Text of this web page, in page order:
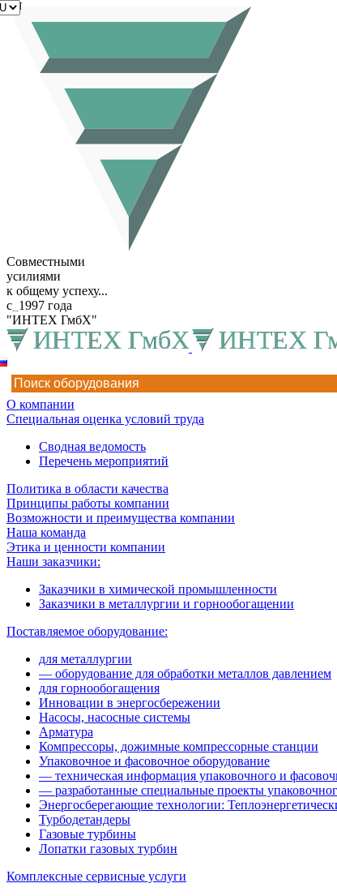
Совместными
усилиями
к общему успеху...
с 1997 года
"ИНТЕХ ГмбХ"
RU
О компании
Специальная оценка условий труда
Сводная ведомость
Перечень мероприятий
Политика в области качества
Принципы работы компании
Возможности и преимущества компании
Наша команда
Этика и ценности компании
Наши заказчики:
Заказчики в химической промышленности
Заказчики в металлургии и горнообогащении
Поставляемое оборудование:
для металлургии
— оборудование для обработки металлов давлением
для горнообогащения
Инновации в энергосбережении
Насосы, насосные системы
Арматура
Компрессоры, дожимные компрессорные станции
Упаковочное и фасовочное оборудование
— техническая информация упаковочного и
— разработанные специальные проекты
Энергосберегающие технологии:
Турбодетандеры
Газовые турбины
Лопатки газовых турбин
Комплексные сервисные услуги